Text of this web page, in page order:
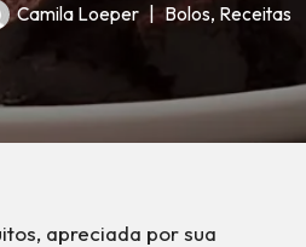
Camila Loeper Bolos, Receitas
apreciada por sua